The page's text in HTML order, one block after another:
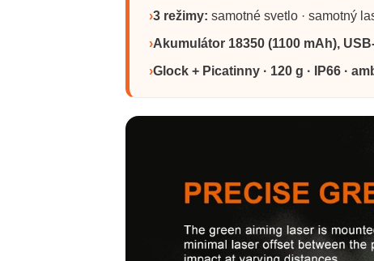
›3 režimy: samotné svetlo · samotný
›Akumulátor 18350 (1100 mAh),
›Glock + Picatinny · 120 g · IP66 ·